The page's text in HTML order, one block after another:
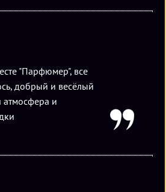
"Парфюмер", все
добрый и весёлый
атмосфера и